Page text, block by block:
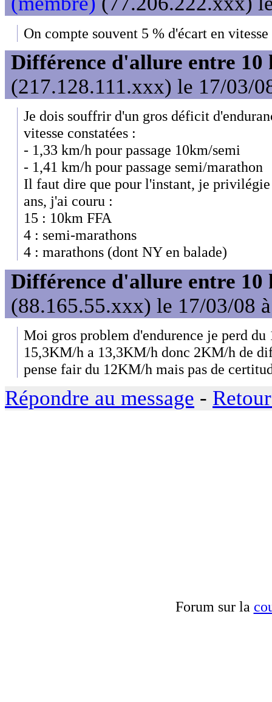
On compte souvent 5 % d'écart en
Différence d'allure entre 10
(217.128.111.xxx) le 17/03/
Je dois souffrir d'un gros déficit
vitesse constatées :
- 1,33 km/h pour passage 10km/semi
- 1,41 km/h pour passage semi/marathon
Il faut dire que pour l'instant, je privilégie
ans, j'ai couru :
15 : 10km FFA
4 : semi-marathons
4 : marathons (dont NY en balade)
Différence d'allure entre 10
(88.165.55.xxx) le 17/03/08
Moi gros problem d'endurence je perd du
15,3KM/h a 13,3KM/h donc 2KM/h de
pense fair du 12KM/h mais pas de
Répondre au message -
Forum sur la